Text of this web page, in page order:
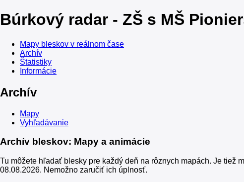
Búrkový radar - ZŠ s MŠ
Mapy bleskov v reálnom čase
Archív
Štatistiky
Informácie
Archív
Mapy
Vyhľadávanie
Archív bleskov: Mapy a animácie
Tu môžete hľadať blesky pre každý deň na rôznych mapách. Je tiež
08.08.2026. Nemožno zaručiť ich úplnosť.